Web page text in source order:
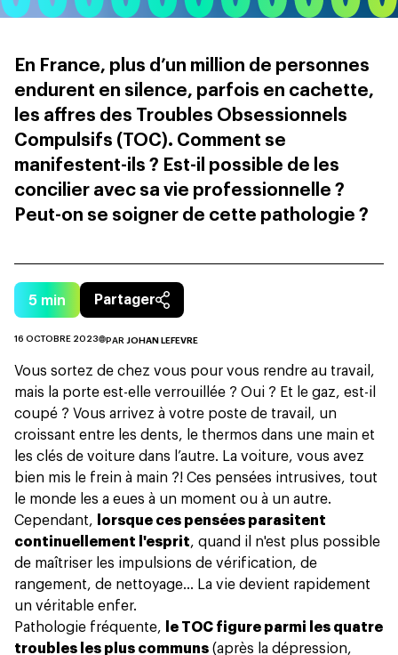
En France, plus d’un million de personnes
endurent en silence, parfois en cachette,
les affres des Troubles Obsessionnels
Compulsifs (TOC). Comment se
manifestent-ils ? Est-il possible de les
concilier avec sa vie professionnelle ?
Peut-on se soigner de cette pathologie ?
5 min Partager
16 OCTOBRE 2023 PAR JOHAN LEFEVRE
Vous sortez de chez vous pour vous rendre au travail ,
mais la porte est-elle verrouillée ? Oui ? Et le gaz, est-il
coupé ? Vous arrivez à votre poste de travail, un
croissant entre les dents, le thermos dans une main et
les clés de voiture dans l’autre. La voiture, vous avez
bien mis le frein à main ?! Ces pensées intrusives, tout
le monde les a eues à un moment ou à un autre.
Cependant,
lorsque ces pensées parasitent
continuellement l'esprit, quand il n'est plus possible
de maîtriser les impulsions de vérification, de
rangement, de nettoyage… La vie devient rapidement
un véritable enfer.
Pathologie fréquente,
le TOC figure parmi les quatre
troubles les plus communs (après la dépression,